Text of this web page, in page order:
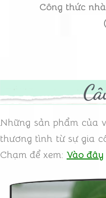
Công thức
Những sản phẩm của
thương tình từ sự gia
Chạm để xem: Vào đây